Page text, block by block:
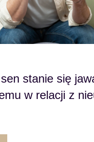
stanie się
w relacji z